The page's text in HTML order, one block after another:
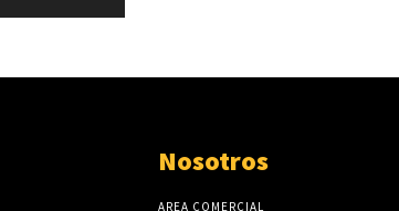
Nosotros
AREA COMERCIAL